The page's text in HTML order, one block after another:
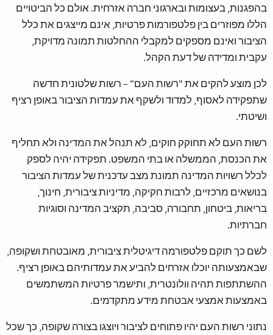
בהפגנות, בעצומות ובארגוני חברה אזרחית. אולם כל הביטויים
הללו מפוזרים בין פלטפורמות פרטיות, אינם מייצגים את כלל
הציבור ואינם מספקים למקבלי ההחלטות תמונה מדויקת,
עקבית ומדידה של דעת הקהל.
לכן מוצע להקים את "רשות העם" – רשות שלטונית חדשה
שתפקידה לאסוף, למדוד ולשקף את עמדות הציבור באופן רציף
ושיטתי.
רשות העם לא תחוקק חוקים, לא תנהל את המדינה ולא תחליף
את הכנסת, הממשלה או בתי המשפט. תפקידה יהיה לספק
לכלל רשויות המדינה תמונת מצב עדכנית של עמדות הציבור
בנושאים מרכזיים, לרבות חקיקה, מדיניות ציבורית, חינוך,
בריאות, ביטחון, תחבורה, סביבה, תקציב המדינה וסוגיות
חברתיות.
לשם כך תוקם פלטפורמה דיגיטלית ציבורית, מאובטחת ושקופה,
שבאמצעותה יוכלו אזרחים להביע את עמדותיהם באופן רציף.
ההשתתפות תהיה וולונטרית, ותישמר פרטיות המשתמשים
באמצעות אמצעי אבטחת מידע מתקדמים.
נתוני רשות העם יהיו פתוחים לציבור ויוצגו בצורה שקופה, כך שכל